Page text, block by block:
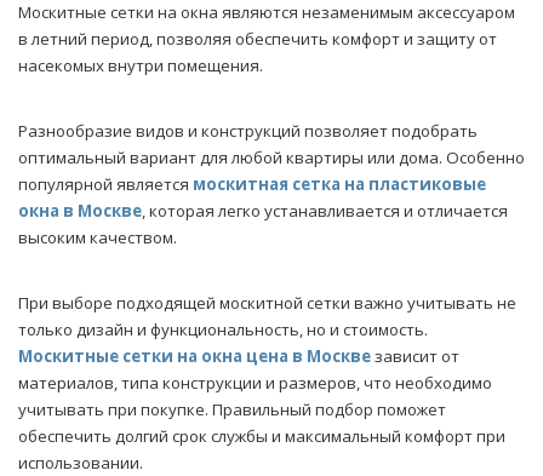
Москитные сетки на окна являются незаменимым аксессуаром
в летний период, позволяя обеспечить комфорт и защиту от
насекомых внутри помещения.
Разнообразие видов и конструкций позволяет подобрать
оптимальный вариант для любой квартиры или дома. Особенно
популярной является москитная сетка на пластиковые
окна в Москве, которая легко устанавливается и отличается
высоким качеством.
При выборе подходящей москитной сетки важно учитывать не
только дизайн и функциональность, но и стоимость.
Москитные сетки на окна цена в Москвезависит от
материалов, типа конструкции и размеров, что необходимо
учитывать при покупке. Правильный подбор поможет
обеспечить долгий срок службы и максимальный комфорт при
использовании.